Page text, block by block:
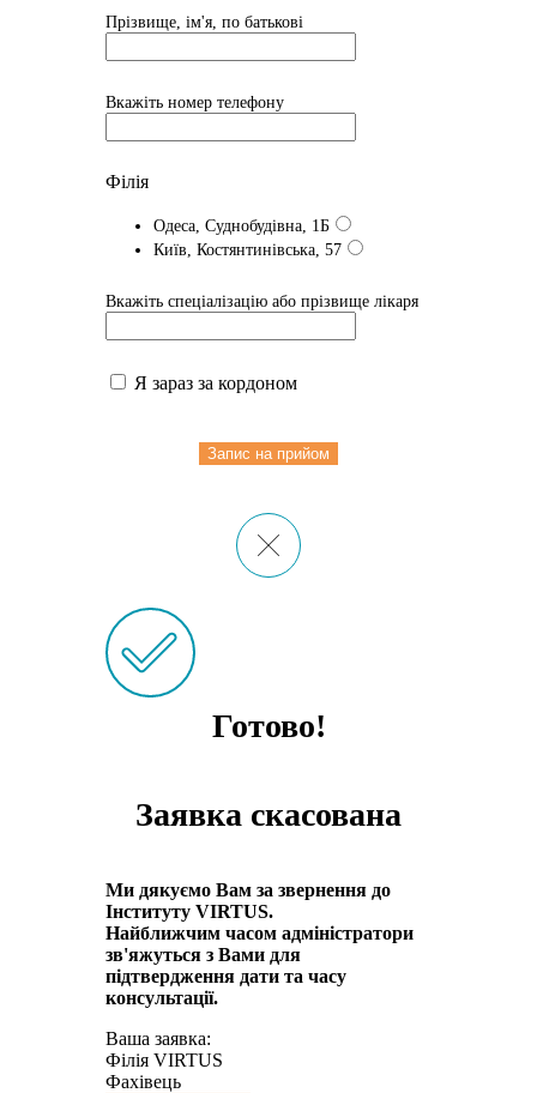
Прізвище, ім'я, по батькові
Вкажіть номер телефону
Філія
Одеса, Суднобудівна, 1Б
Київ, Костянтинівська, 57
Вкажіть спеціалізацію або прізвище лікаря
Я зараз за кордоном
Запис на прийом
Готово!
Заявка скасована
Ми дякуємо Вам за звернення до
Інституту VIRTUS.
Найближчим часом адмiнiстратори
зв'яжуться з Вами для
пiдтвердження дати та часу
консультацiï.
Ваша заявка:
Філія VIRTUS
Фахівець